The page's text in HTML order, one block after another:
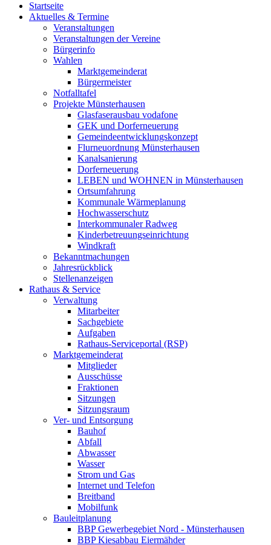
Startseite
Aktuelles & Termine
Veranstaltungen
Veranstaltungen der Vereine
Bürgerinfo
Wahlen
Marktgemeinderat
Bürgermeister
Notfalltafel
Projekte Münsterhausen
Glasfaserausbau vodafone
GEK und Dorferneuerung
Gemeindeentwicklungskonzept
Flurneuordnung Münsterhausen
Kanalsanierung
Dorferneuerung
LEBEN und WOHNEN in Münsterhausen
Ortsumfahrung
Kommunale Wärmeplanung
Hochwasserschutz
Interkommunaler Radweg
Kinderbetreuungseinrichtung
Windkraft
Bekanntmachungen
Jahresrückblick
Stellenanzeigen
Rathaus & Service
Verwaltung
Mitarbeiter
Sachgebiete
Aufgaben
Rathaus-Serviceportal (RSP)
Marktgemeinderat
Mitglieder
Ausschüsse
Fraktionen
Sitzungen
Sitzungsraum
Ver- und Entsorgung
Bauhof
Abfall
Abwasser
Wasser
Strom und Gas
Internet und Telefon
Breitband
Mobilfunk
Bauleitplanung
BBP Gewerbegebiet Nord - Münsterhausen
BBP Kiesabbau Eiermähder